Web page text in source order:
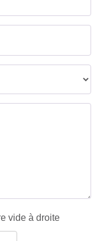
vide à droite